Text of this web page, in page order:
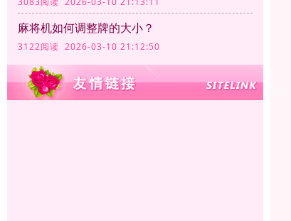
麻将机如何调整牌的大小？
3122阅读 2026-03-10 21:12:50